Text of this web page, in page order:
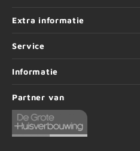
Extra informatie
Service
Informatie
Partner van